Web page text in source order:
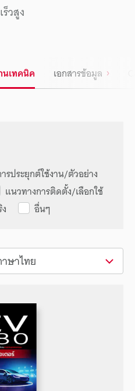
วสูง
เทคนิค เอกสารข้อมูล
รประยุกต์ใช้งาน/ตัวอย่าง
แนวทางการติดตั้ง/เลือกใช้
อื่นๆ
ษาไทย